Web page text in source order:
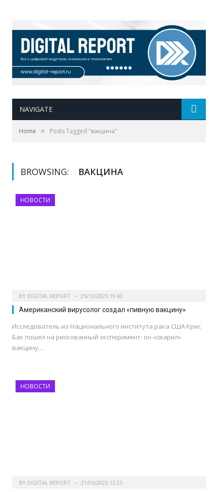
NAVIGATE
Home » Posts Tagged "вакцина"
BROWSING: ВАКЦИНА
НОВОСТИ
BY DIGITAL REPORT 25/12/2025 19:43
Американский вирусолог создал «пивную вакцину»
Исследователь из Национального института рака США Крис
Бак пошел на рискованный эксперимент: он «сварил»
вакцину…
НОВОСТИ
BY DIGITAL REPORT 21/05/2025 12:25